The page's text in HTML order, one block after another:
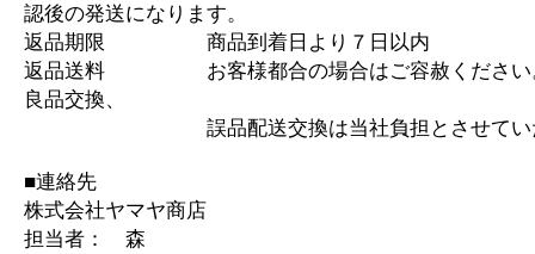
認後の発送になります。
返品期限 商品到着日より７日以内
返品送料 お客様都合の場合はご容赦ください
良品交換、
誤品配送交換は当社負担とさせていた
■連絡先
株式会社ヤマヤ商店
担当者： 森